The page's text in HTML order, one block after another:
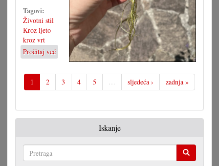
Tagovi:
Životni stil
Kroz ljeto
kroz vrt
Pročitaj već
Vegetativno
1
2 3 4 5 … sljedeća › zadnja »
Iskanje